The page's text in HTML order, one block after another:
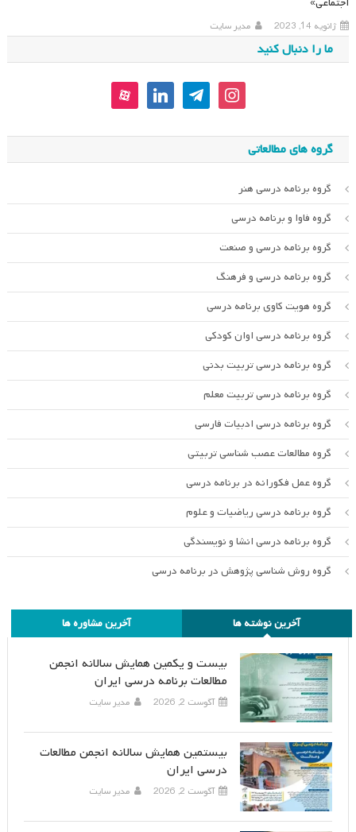
ژانویه 14, 2023 مدیر سایت
ما را دنبال کنید
instagram
telegram
linkedin
aparat
گروه های مطالعاتی
گروه برنامه درسی هنر
گروه فاوا و برنامه درسی
گروه برنامه درسی و صنعت
گروه برنامه درسی و فرهنگ
گروه هویت کاوی برنامه درسی
گروه برنامه درسی اوان کودکی
گروه برنامه درسی تربیت بدنی
گروه برنامه درسی تربیت معلم
گروه برنامه درسی ادبیات فارسی
گروه مطالعات عصب شناسی تربیتی
گروه عمل فکورانه در برنامه درسی
گروه برنامه درسی ریاضیات و علوم
گروه برنامه درسی انشا و نویسندگی
گروه روش شناسی پژوهش در برنامه درسی
آخرین نوشته ها آخرین مشاوره ها
بیست و یکمین همایش سالانه انجمن
مطالعات برنامه درسی ایران
آگوست 2, 2026 مدیر سایت
بیستمین همایش سالانه انجمن مطالعات
درسی ایران
آگوست 2, 2026 مدیر سایت